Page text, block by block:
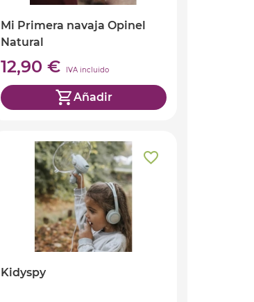
Mi Primera navaja Opinel
Natural
12,90 € IVA incluido
Añadir
Kidyspy